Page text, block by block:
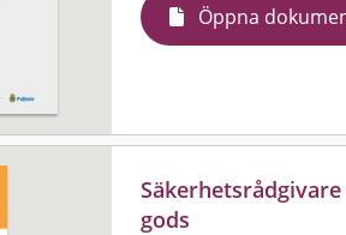
Öppna
gods